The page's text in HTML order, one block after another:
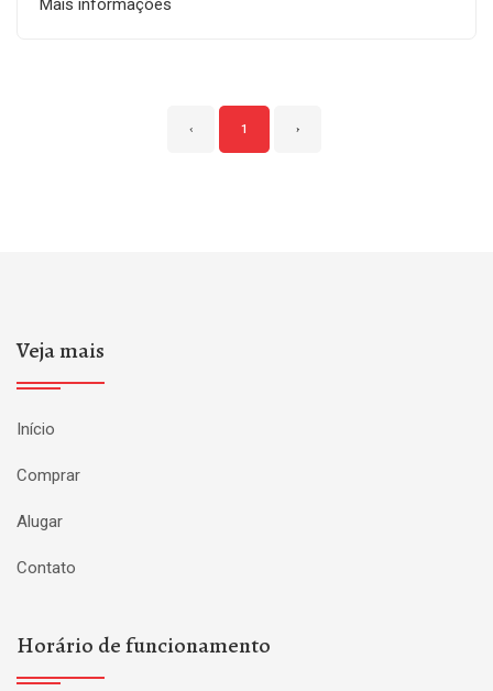
Mais informações
‹ 1 ›
Veja mais
Início
Comprar
Alugar
Contato
Horário de funcionamento